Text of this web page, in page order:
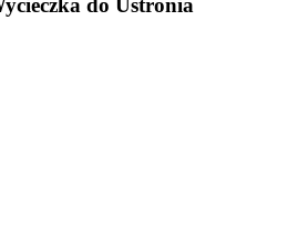
do Ustronia